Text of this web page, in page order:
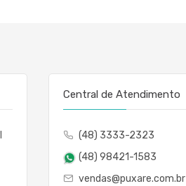
Central de Atendimento
(48) 3333-2323
(48) 98421-1583
vendas@puxare.com.br